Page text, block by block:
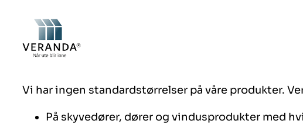
innhold
Vi har ingen standardstørrelser på våre produkter.
På skyvedører, dører og vindusprodukter med